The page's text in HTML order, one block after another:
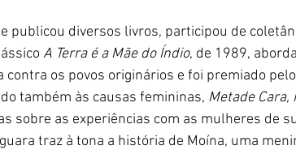
publicou diversos livros, participou de
A Terra é a Mãe do Índio, de 1989,
contra os povos originários e foi premiado
também às causas femininas, Metade Cara,
sobre as experiências com as mulheres de
traz à tona a história de Moína, uma